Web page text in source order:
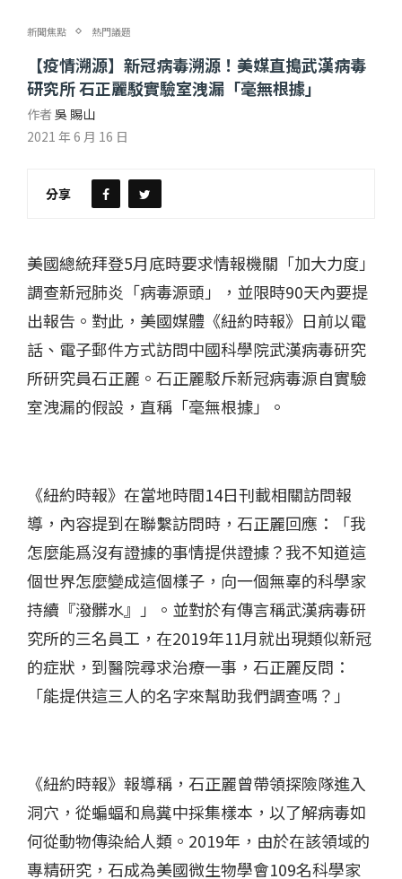
新聞焦點 熱門議題
【疫情溯源】新冠病毒溯源！美媒直搗武漢病毒
研究所 石正麗駁實驗室洩漏「毫無根據」
作者 吳 賜山
2021 年 6 月 16 日
分享
美國總統拜登5月底時要求情報機關「加大力度」
調查新冠肺炎「病毒源頭」，並限時90天內要提
出報告。對此，美國媒體《紐約時報》日前以電
話、電子郵件方式訪問中國科學院武漢病毒研究
所研究員石正麗。石正麗駁斥新冠病毒源自實驗
室洩漏的假設，直稱「毫無根據」。
《紐約時報》在當地時間14日刊載相關訪問報
導，內容提到在聯繫訪問時，石正麗回應：「我
怎麼能爲沒有證據的事情提供證據？我不知道這
個世界怎麼變成這個樣子，向一個無辜的科學家
持續『潑髒水』」。並對於有傳言稱武漢病毒研
究所的三名員工，在2019年11月就出現類似新冠
的症狀，到醫院尋求治療一事，石正麗反問：
「能提供這三人的名字來幫助我們調查嗎？」
《紐約時報》報導稱，石正麗曾帶領探險隊進入
洞穴，從蝙蝠和鳥糞中採集樣本，以了解病毒如
何從動物傳染給人類。2019年，由於在該領域的
專精研究，石成為美國微生物學會109名科學家